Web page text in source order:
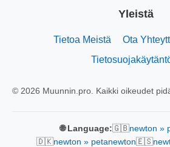
Yleistä
Tietoa Meistä Ota
© 2026 Muunnin.pro. Kaikki oikeudet
🌐 Language:🇬🇧newton »
🇩🇰newton » petanewton🇪🇸